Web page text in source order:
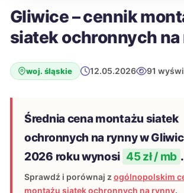
Gliwice – cennik
siatek ochronnych
woj. śląskie 12.05.2026 91
Średnia cena montażu siatek
ochronnych na rynny w
2026 roku wynosi 45 zł / mb .
Sprawdź i porównaj z ogólnopolskim
montażu siatek ochronnych na rynny.